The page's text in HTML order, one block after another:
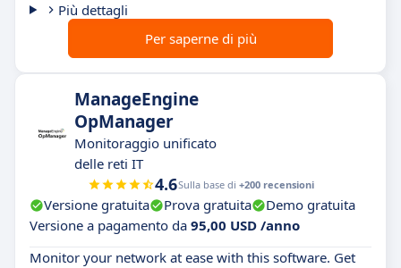
Più dettagli
Per saperne di più
ManageEngine
OpManager
Monitoraggio unificato
delle reti IT
4.6Sulla base di +200 recensioni
Versione gratuita Prova gratuita
Demo gratuita
Versione a pagamento da 95,00 USD /anno
Monitor your network at ease with this software. Get